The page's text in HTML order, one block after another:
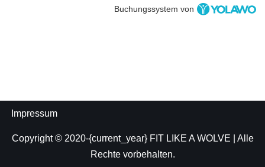
Buchungssystem von
Impressum
Copyright © 2020-{current_year} FIT LIKE A WOLVE | Alle
Rechte vorbehalten.